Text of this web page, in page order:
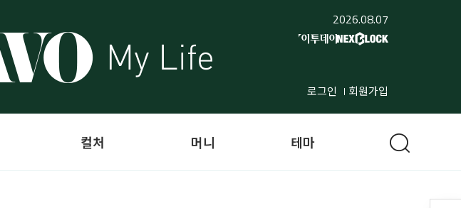
2026.08.07
로그인 회원가입
컬처 머니 테마